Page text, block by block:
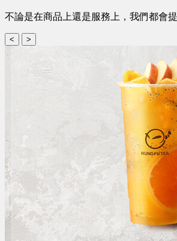
不論是在商品上還是服務上，我們都會
< >